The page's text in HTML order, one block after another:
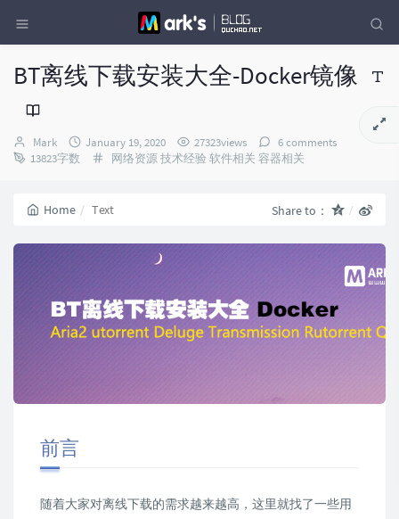
BT离线下载安装大全-Docker镜像
Author：
Mark
发
布
January 19, 2020 27323views
6 comments
13823字数
Categories：
网络资源技术经验 软件相关 容器相关
Home Text Share to：
前言
随着大家对离线下载的需求越来越高，这里就找了一些用